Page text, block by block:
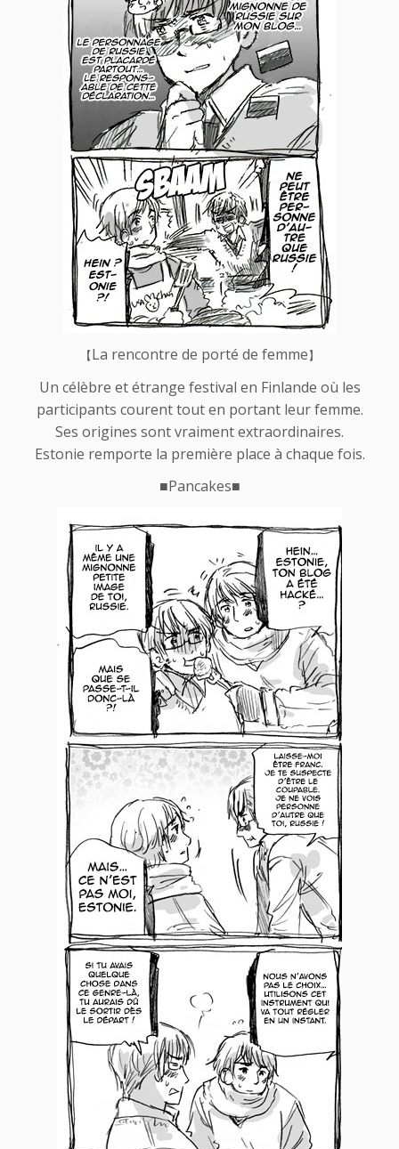
【La rencontre de porté de femme】
Un célèbre et étrange festival en Finlande où les
participants courent tout en portant leur femme.
Ses origines sont vraiment extraordinaires.
Estonie remporte la première place à chaque fois.
■Pancakes■